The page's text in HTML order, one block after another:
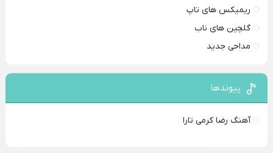
ریمیکس های تاپ
گلچین های ناب
مداحی جدید
پیوندها
آهنگ رضا کرمی تارا